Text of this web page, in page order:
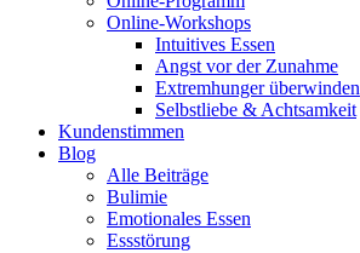
Online-Workshops
Intuitives Essen
Angst vor der Zunahme
Extremhunger überwinden
Selbstliebe & Achtsamkeit
Kundenstimmen
Blog
Alle Beiträge
Bulimie
Emotionales Essen
Essstörung